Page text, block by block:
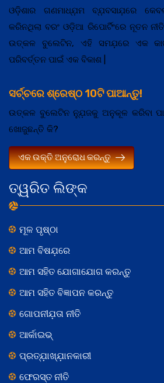
ତ୍ୱରିତ ଲିଙ୍କ
ମୂଳ ପୃଷ୍ଠା
ଆମ ବିଷଯ଼ରେ
ଆମ ସହିତ ଯୋଗାଯୋଗ କରନ୍ତୁ
ଆମ ସହିତ ବିଜ୍ଞାପନ କରନ୍ତୁ
ଗୋପନୀଯ଼ତା ନୀତି
ଆର୍କାଇଭ୍
ପ୍ରତ୍ଯ଼ାଖ୍ଯ଼ାନକାରୀ
ଫେରସ୍ତ ନୀତି
ଓଡ଼ିଶାର ଗଣମାଧ୍ଯ଼ମ ବ୍ଯ଼ବସାଯ଼ରେ
କରିନଥିଲା ବରଂ ଓଡ଼ିଆ ରିପୋର୍ଟିଂରେ ନୂତନ
ଉତ୍କଳ ବୁଲେଟିନ, ଏହି ସମଯ଼ରେ ଏକ
ପରିବର୍ତ୍ତନ ପାଇଁ ଏକ ବିକାଶ |
ସର୍ଚ୍ଚରେ ଶ୍ରେଷ୍ଠ 10ଟି ପାଆନ୍ତୁ!
ଉତ୍କଳ ବୁଲେଟିନ ନ୍ଯ଼ୁଜକୁ ଅନୁକୂଳ କରିବା
ଖୋଜୁଛନ୍ତି କି?
ଏକ ଉକ୍ତି ଅନୁରୋଧ କରନ୍ତୁ